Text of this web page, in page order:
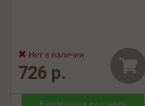
Нет в наличии
726 р.